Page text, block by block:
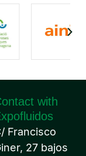
with
Francisco
27 bajos